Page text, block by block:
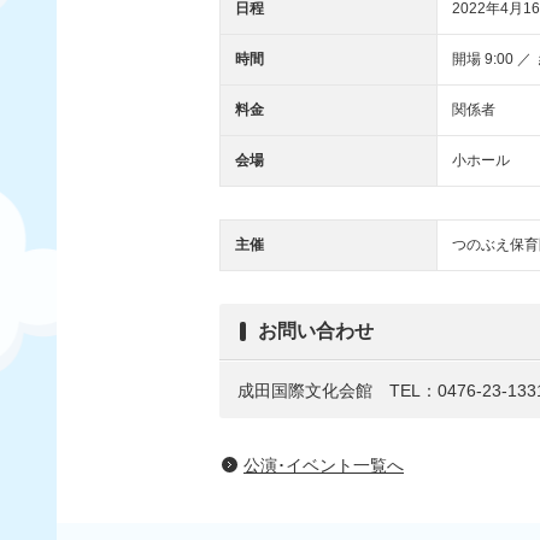
日程 2022年4月
時間 開場 9:00 ／
料金 関係者
会場 小ホール
主催 つのぶえ保育
お問い合わせ
成田国際文化会館 TEL：0476-23-
公演･イベント一覧へ